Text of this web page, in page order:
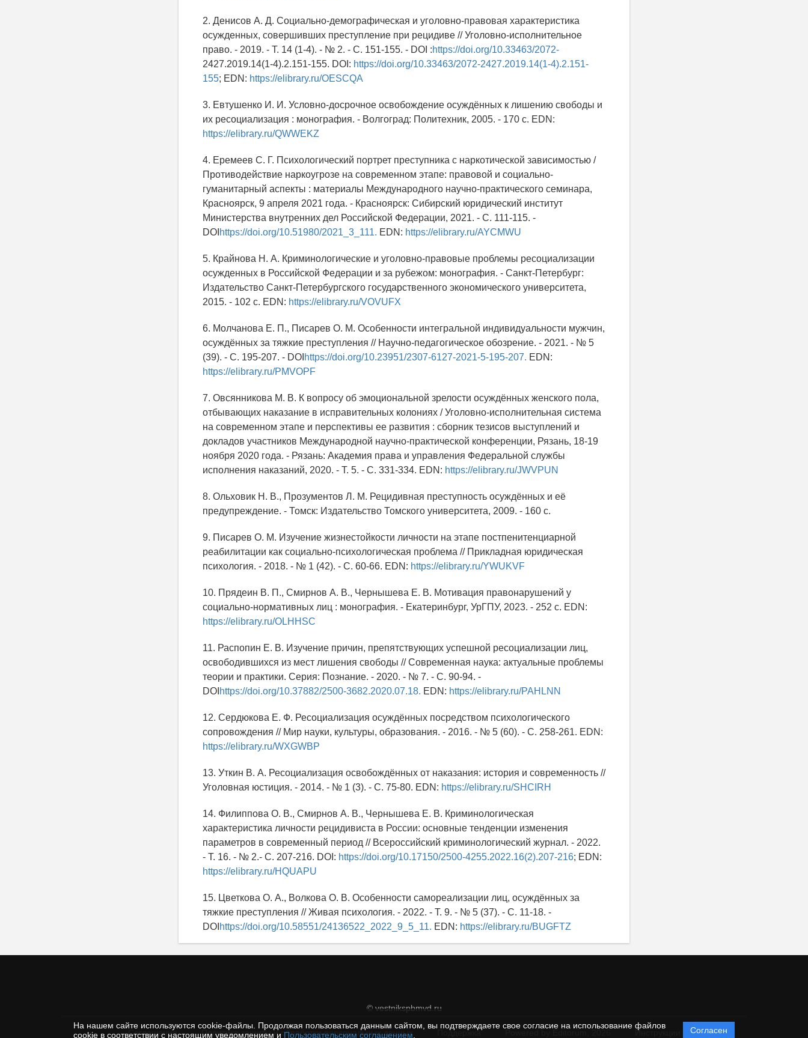
На нашем сайте используются cookie-файлы. Продолжая пользоваться данным сайтом, вы подтверждаете свое согласие на использование файлов
cookie в соответствии с настоящим уведомлением и Пользовательским соглашением Согласен
2. Денисов А. Д. Социально-демографическая и уголовно-правовая характеристика
осужденных, совершивших преступление при рецидиве // Уголовно-исполнительное
право. - 2019. - Т. 14 (1-4). - № 2. - С. 151-155. - DOI :https://doi.org/10.33463/2072-
2427.2019.14(1-4).2.151-155. DOI: https://doi.org/10.33463/2072-2427.2019.14(1-4).2.151-
155; EDN: https://elibrary.ru/OESCQA
3. Евтушенко И. И. Условно-досрочное освобождение осуждённых к лишению свободы и
их ресоциализация : монография. - Волгоград: Политехник, 2005. - 170 с. EDN:
https://elibrary.ru/QWWEKZ
4. Еремеев С. Г. Психологический портрет преступника с наркотической зависимостью /
Противодействие наркоугрозе на современном этапе: правовой и социально-
гуманитарный аспекты : материалы Международного научно-практического семинара,
Красноярск, 9 апреля 2021 года. - Красноярск: Сибирский юридический институт
Министерства внутренних дел Российской Федерации, 2021. - С. 111-115. -
DOI https://doi.org/10.51980/2021_3_111. EDN: https://elibrary.ru/AYCMWU
5. Крайнова Н. А. Криминологические и уголовно-правовые проблемы ресоциализации
осужденных в Российской Федерации и за рубежом: монография. - Санкт-Петербург:
Издательство Санкт-Петербургского государственного экономического университета,
2015. - 102 с. EDN: https://elibrary.ru/VOVUFX
6. Молчанова Е. П., Писарев О. М. Особенности интегральной индивидуальности мужчин,
осуждённых за тяжкие преступления // Научно-педагогическое обозрение. - 2021. - № 5
(39). - С. 195-207. - DOI https://doi.org/10.23951/2307-6127-2021-5-195-207. EDN:
https://elibrary.ru/PMVOPF
7. Овсянникова М. В. К вопросу об эмоциональной зрелости осуждённых женского пола,
отбывающих наказание в исправительных колониях / Уголовно-исполнительная система
на современном этапе и перспективы ее развития : сборник тезисов выступлений и
докладов участников Международной научно-практической конференции, Рязань, 18-19
ноября 2020 года. - Рязань: Академия права и управления Федеральной службы
исполнения наказаний, 2020. - Т. 5. - С. 331-334. EDN: https://elibrary.ru/JWVPUN
8. Ольховик Н. В., Прозументов Л. М. Рецидивная преступность осуждённых и её
предупреждение. - Томск: Издательство Томского университета, 2009. - 160 с.
9. Писарев О. М. Изучение жизнестойкости личности на этапе постпенитенциарной
реабилитации как социально-психологическая проблема // Прикладная юридическая
психология. - 2018. - № 1 (42). - С. 60-66. EDN: https://elibrary.ru/YWUKVF
10. Прядеин В. П., Смирнов А. В., Чернышева Е. В. Мотивация правонарушений у
социально-нормативных лиц : монография. - Екатеринбург, УрГПУ, 2023. - 252 с. EDN:
https://elibrary.ru/OLHHSC
11. Распопин Е. В. Изучение причин, препятствующих успешной ресоциализации лиц,
освободившихся из мест лишения свободы // Современная наука: актуальные проблемы
теории и практики. Серия: Познание. - 2020. - № 7. - С. 90-94. -
DOI https://doi.org/10.37882/2500-3682.2020.07.18. EDN: https://elibrary.ru/PAHLNN
12. Сердюкова Е. Ф. Ресоциализация осуждённых посредством психологического
сопровождения // Мир науки, культуры, образования. - 2016. - № 5 (60). - С. 258-261. EDN:
https://elibrary.ru/WXGWBP
13. Уткин В. А. Ресоциализация освобождённых от наказания: история и современность //
Уголовная юстиция. - 2014. - № 1 (3). - С. 75-80. EDN: https://elibrary.ru/SHCIRH
14. Филиппова О. В., Смирнов А. В., Чернышева Е. В. Криминологическая
характеристика личности рецидивиста в России: основные тенденции изменения
параметров в современный период // Всероссийский криминологический журнал. - 2022.
- Т. 16. - № 2.- С. 207-216. DOI: https://doi.org/10.17150/2500-4255.2022.16(2).207-216; EDN:
https://elibrary.ru/HQUAPU
15. Цветкова О. А., Волкова О. В. Особенности самореализации лиц, осуждённых за
тяжкие преступления // Живая психология. - 2022. - Т. 9. - № 5 (37). - С. 11-18. -
DOI https://doi.org/10.58551/24136522_2022_9_5_11. EDN: https://elibrary.ru/BUGFTZ
© vestnikspbmvd.ru
Соглашение Политика защиты и обработки персональных данных Поддержка Инструкции